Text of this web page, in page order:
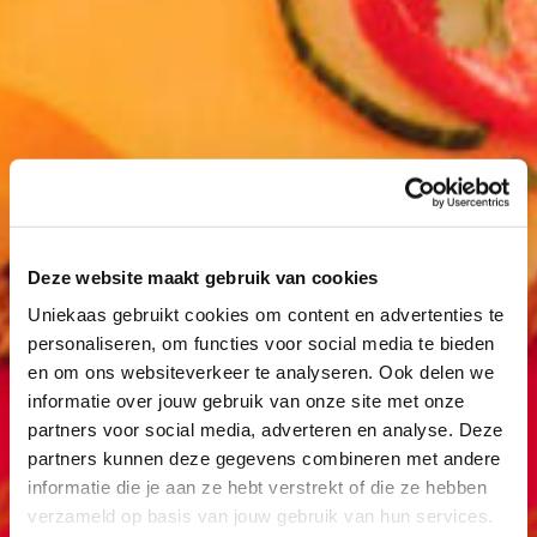
Deze website maakt gebruik van cookies
Uniekaas gebruikt cookies om content en advertenties te
personaliseren, om functies voor social media te bieden
en om ons websiteverkeer te analyseren. Ook delen we
informatie over jouw gebruik van onze site met onze
partners voor social media, adverteren en analyse. Deze
partners kunnen deze gegevens combineren met andere
informatie die je aan ze hebt verstrekt of die ze hebben
verzameld op basis van jouw gebruik van hun services.